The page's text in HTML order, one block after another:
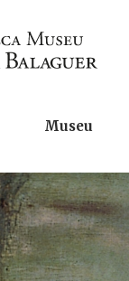
Museu